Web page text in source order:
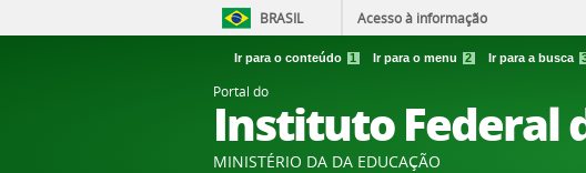
BRASIL Acesso à informação
Ir para o conteúdo 1 Ir para o menu 2 Ir para a busca
Portal do
Instituto Federal
MINISTÉRIO DA DA EDUCAÇÃO